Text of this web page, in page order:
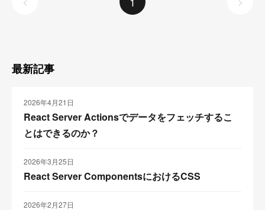
最新記事
2026年4月21日
React Server Actionsでデータをフェッチするこ
とはできるのか？
2026年3月25日
React Server ComponentsにおけるCSS
2026年2月27日